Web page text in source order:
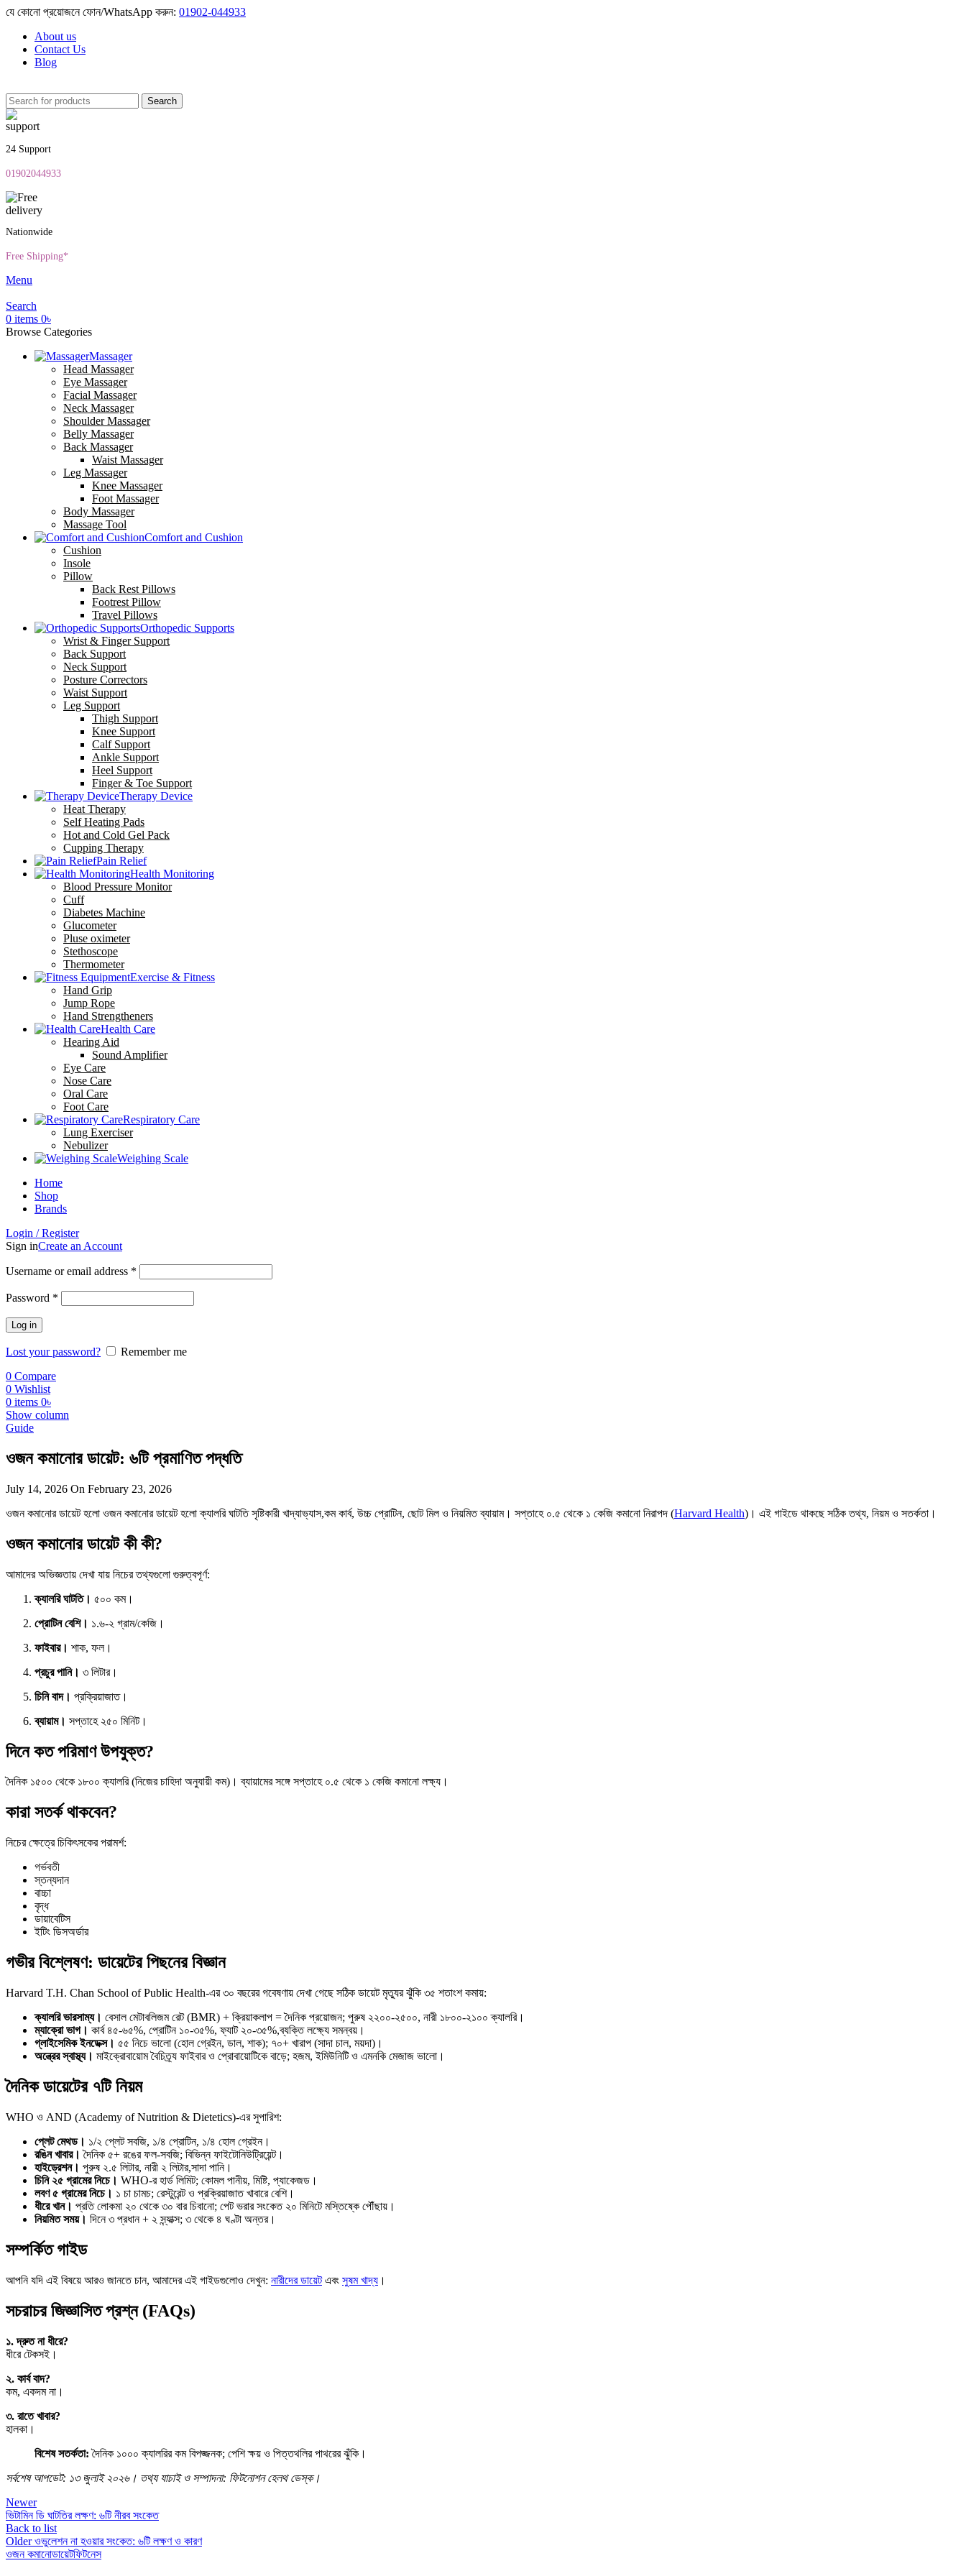
যে কোনো প্রয়োজনে ফোন/WhatsApp করুন: 01902-044933
About us
Contact Us
Blog
Search
24 Support
01902044933
Nationwide
Free Shipping*
Menu
Search
0 items 0৳
Browse Categories
Massager
Head Massager
Eye Massager
Facial Massager
Neck Massager
Shoulder Massager
Belly Massager
Back Massager
Waist Massager
Leg Massager
Knee Massager
Foot Massager
Body Massager
Massage Tool
Comfort and Cushion
Cushion
Insole
Pillow
Back Rest Pillows
Footrest Pillow
Travel Pillows
Orthopedic Supports
Wrist & Finger Support
Back Support
Neck Support
Posture Correctors
Waist Support
Leg Support
Thigh Support
Knee Support
Calf Support
Ankle Support
Heel Support
Finger & Toe Support
Therapy Device
Heat Therapy
Self Heating Pads
Hot and Cold Gel Pack
Cupping Therapy
Pain Relief
Health Monitoring
Blood Pressure Monitor
Cuff
Diabetes Machine
Glucometer
Pluse oximeter
Stethoscope
Thermometer
Exercise & Fitness
Hand Grip
Jump Rope
Hand Strengtheners
Health Care
Hearing Aid
Sound Amplifier
Eye Care
Nose Care
Oral Care
Foot Care
Respiratory Care
Lung Exerciser
Nebulizer
Weighing Scale
Home
Shop
Brands
Login / Register
Sign inCreate an Account
Username or email address *
Password *
Log in
Lost your password?
Remember me
0 Compare
0 Wishlist
0 items 0৳
Show column
Guide
ওজন কমানোর ডায়েট: ৬টি প্রমাণিত পদ্ধতি
July 14, 2026 On February 23, 2026
ওজন কমানোর ডায়েট হলো ওজন কমানোর ডায়েট হলো ক্যালরি ঘাটতি সৃষ্টিকারী খাদ্যাভ্যাস,কম কার্ব, উচ্চ প্রোটিন, ছোট মিল ও নিয়মিত ব্যায়াম। সপ্তাহে ০.৫ থেকে ১ কেজি কমানো নিরাপদ (Harvard Health)। এই গাইডে থাকছে সঠিক তথ্য, নিয়ম ও সতর্কতা।
ওজন কমানোর ডায়েট কী কী?
আমাদের অভিজ্ঞতায় দেখা যায় নিচের তথ্যগুলো গুরুত্বপূর্ণ:
ক্যালরি ঘাটতি। ৫০০ কম।
প্রোটিন বেশি। ১.৬-২ গ্রাম/কেজি।
ফাইবার। শাক, ফল।
প্রচুর পানি। ৩ লিটার।
চিনি বাদ। প্রক্রিয়াজাত।
ব্যায়াম। সপ্তাহে ২৫০ মিনিট।
দিনে কত পরিমাণ উপযুক্ত?
দৈনিক ১৫০০ থেকে ১৮০০ ক্যালরি (নিজের চাহিদা অনুযায়ী কম)। ব্যায়ামের সঙ্গে সপ্তাহে ০.৫ থেকে ১ কেজি কমানো লক্ষ্য।
কারা সতর্ক থাকবেন?
নিচের ক্ষেত্রে চিকিৎসকের পরামর্শ:
গর্ভবতী
স্তন্যদান
বাচ্চা
বৃদ্ধ
ডায়াবেটিস
ইটিং ডিসঅর্ডার
গভীর বিশ্লেষণ: ডায়েটের পিছনের বিজ্ঞান
Harvard T.H. Chan School of Public Health-এর ৩০ বছরের গবেষণায় দেখা গেছে সঠিক ডায়েট মৃত্যুর ঝুঁকি ৩৫ শতাংশ কমায়:
ক্যালরি ভারসাম্য। বেসাল মেটাবলিজম রেট (BMR) + ক্রিয়াকলাপ = দৈনিক প্রয়োজন; পুরুষ ২২০০-২৫০০, নারী ১৮০০-২১০০ ক্যালরি।
ম্যাক্রো ভাগ। কার্ব ৪৫-৬৫%, প্রোটিন ১০-৩৫%, ফ্যাট ২০-৩৫%,ব্যক্তি লক্ষ্যে সমন্বয়।
গ্লাইসেমিক ইনডেক্স। ৫৫ নিচে ভালো (হোল গ্রেইন, ডাল, শাক); ৭০+ খারাপ (সাদা চাল, ময়দা)।
অন্ত্রের স্বাস্থ্য। মাইক্রোবায়োম বৈচিত্র্য ফাইবার ও প্রোবায়োটিকে বাড়ে; হজম, ইমিউনিটি ও এমনকি মেজাজ ভালো।
দৈনিক ডায়েটের ৭টি নিয়ম
WHO ও AND (Academy of Nutrition & Dietetics)-এর সুপারিশ:
প্লেট মেথড। ১/২ প্লেট সবজি, ১/৪ প্রোটিন, ১/৪ হোল গ্রেইন।
রঙিন খাবার। দৈনিক ৫+ রঙের ফল-সবজি; বিভিন্ন ফাইটোনিউট্রিয়েন্ট।
হাইড্রেশন। পুরুষ ২.৫ লিটার, নারী ২ লিটার,সাদা পানি।
চিনি ২৫ গ্রামের নিচে। WHO-র হার্ড লিমিট; কোমল পানীয়, মিষ্টি, প্যাকেজড।
লবণ ৫ গ্রামের নিচে। ১ চা চামচ; রেস্টুরেন্ট ও প্রক্রিয়াজাত খাবারে বেশি।
ধীরে খান। প্রতি লোকমা ২০ থেকে ৩০ বার চিবানো; পেট ভরার সংকেত ২০ মিনিটে মস্তিষ্কে পৌঁছায়।
নিয়মিত সময়। দিনে ৩ প্রধান + ২ স্ন্যাক্স; ৩ থেকে ৪ ঘণ্টা অন্তর।
সম্পর্কিত গাইড
আপনি যদি এই বিষয়ে আরও জানতে চান, আমাদের এই গাইডগুলোও দেখুন: নারীদের ডায়েটএবং সুষম খাদ্য ।
সচরাচর জিজ্ঞাসিত প্রশ্ন (FAQs)
১. দ্রুত না ধীরে?
ধীরে টেকসই।
২. কার্ব বাদ?
কম, একদম না।
৩. রাতে খাবার?
হালকা।
বিশেষ সতর্কতা:দৈনিক ১০০০ ক্যালরির কম বিপজ্জনক; পেশি ক্ষয় ও পিত্তথলির পাথরের ঝুঁকি।
সর্বশেষ আপডেট: ১৩ জুলাই ২০২৬। তথ্য যাচাই ও সম্পাদনা: ফিটনোশন হেলথ ডেস্ক।
Newer
ভিটামিন ডি ঘাটতির লক্ষণ: ৬টি নীরব সংকেত
Back to list
Older ওভুলেশন না হওয়ার সংকেত: ৬টি লক্ষণ ও কারণ
ওজন কমানোডায়েটফিটনেস